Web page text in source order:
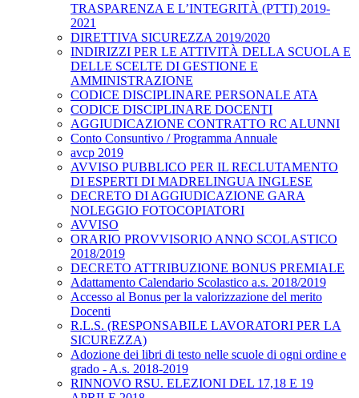
TRASPARENZA E L’INTEGRITÀ (PTTI) 2019-
2021
DIRETTIVA SICUREZZA 2019/2020
INDIRIZZI PER LE ATTIVITÀ DELLA SCUOLA E
DELLE SCELTE DI GESTIONE E
AMMINISTRAZIONE
CODICE DISCIPLINARE PERSONALE ATA
CODICE DISCIPLINARE DOCENTI
AGGIUDICAZIONE CONTRATTO RC ALUNNI
Conto Consuntivo / Programma Annuale
avcp 2019
AVVISO PUBBLICO PER IL RECLUTAMENTO
DI ESPERTI DI MADRELINGUA INGLESE
DECRETO DI AGGIUDICAZIONE GARA
NOLEGGIO FOTOCOPIATORI
AVVISO
ORARIO PROVVISORIO ANNO SCOLASTICO
2018/2019
DECRETO ATTRIBUZIONE BONUS PREMIALE
Adattamento Calendario Scolastico a.s. 2018/2019
Accesso al Bonus per la valorizzazione del merito
Docenti
R.L.S. (RESPONSABILE LAVORATORI PER LA
SICUREZZA)
Adozione dei libri di testo nelle scuole di ogni ordine e
grado - A.s. 2018-2019
RINNOVO RSU. ELEZIONI DEL 17,18 E 19